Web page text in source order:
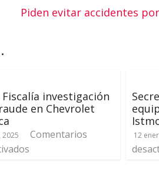
Piden evitar accidentes
Fiscalía investigación
en Chevrolet
2025
Comentarios
12